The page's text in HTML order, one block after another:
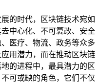
的时代，区块链技术宛如
中心化、不可篡改、安全
医疗、物流、政务等众多
用潜力，而在推动区块链
的进程中，最具潜力的区
可或缺的角色，它们不仅